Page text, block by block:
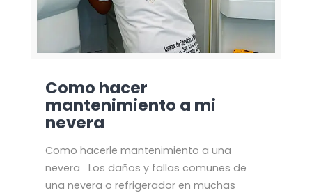
Como hacer
mantenimiento a mi
nevera
Como hacerle mantenimiento a una
nevera Los daños y fallas comunes de
una nevera o refrigerador en muchas